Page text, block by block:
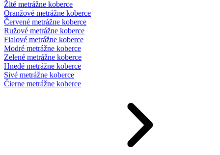
Žlté metrážne koberce
Oranžové metrážne koberce
Červené metrážne koberce
Ružové metrážne koberce
Fialové metrážne koberce
Modré metrážne koberce
Zelené metrážne koberce
Hnedé metrážne koberce
Sivé metrážne koberce
Čierne metrážne koberce